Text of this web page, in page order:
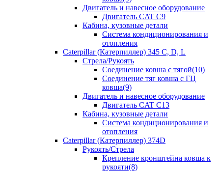
Двигатель и навесное оборудование
Двигатель CAT C9
Кабина, кузовные детали
Система кондиционирования и
отопления
Caterpillar (Катерпиллер) 345 C, D, L
Стрела/Рукоять
Соединение ковша с тягой(10)
Соединение тяг ковша с ГЦ
ковша(9)
Двигатель и навесное оборудование
Двигатель CAT C13
Кабина, кузовные детали
Система кондиционирования и
отопления
Caterpillar (Катерпиллер) 374D
Рукоять/Стрела
Крепление кронштейна ковша к
рукояти(8)